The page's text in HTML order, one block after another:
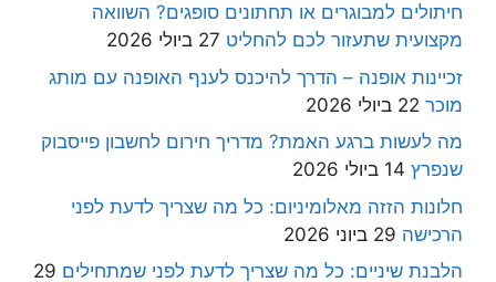
חיתולים למבוגרים או תחתונים סופגים? השוואה
מקצועית שתעזור לכם להחליט 27 ביולי 2026
זכיינות אופנה – הדרך להיכנס לענף האופנה עם מותג
מוכר 22 ביולי 2026
מה לעשות ברגע האמת? מדריך חירום לחשבון פייסבוק
שנפרץ 14 ביולי 2026
חלונות הזזה מאלומיניום: כל מה שצריך לדעת לפני
הרכישה 29 ביוני 2026
הלבנת שיניים: כל מה שצריך לדעת לפני שמתחילים 29